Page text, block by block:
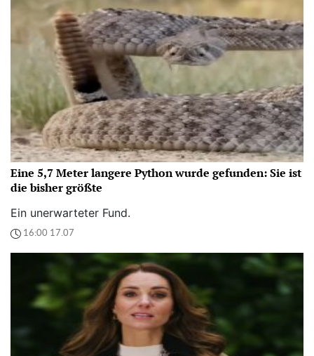
Eine 5,7 Meter langere Python wurde gefunden: Sie ist
die bisher größte
Ein unerwarteter Fund.
16:00 17.07